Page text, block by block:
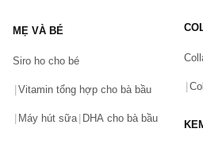
MẸ VÀ BÉ
Siro ho cho bé
Vitamin tổng hợp cho bà bầu
Máy hút sữa DHA cho bà bầu